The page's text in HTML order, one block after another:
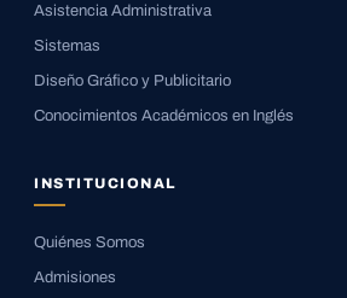
Asistencia Administrativa
Sistemas
Diseño Gráfico y Publicitario
Conocimientos Académicos en Inglés
INSTITUCIONAL
Quiénes Somos
Admisiones